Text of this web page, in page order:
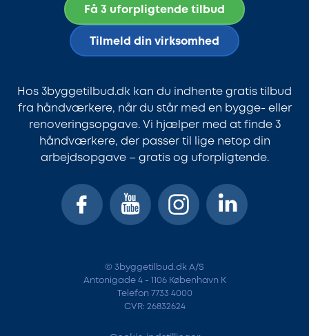
Få 3 uforpligtende tilbud
Tilmeld din virksomhed
Hos 3byggetilbud.dk kan du indhente gratis tilbud
fra håndværkere, når du står med en bygge- eller
renoveringsopgave. Vi hjælper med at finde 3
håndværkere, der passer til lige netop din
arbejdsopgave – gratis og uforpligtende.
© 3byggetilbud.dk A/S
Antonigade 4 - 1106 København K
Telefon 7733 4000
CVR: 26832624